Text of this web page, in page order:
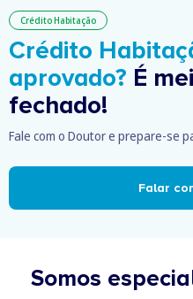
Crédito Habitação
Crédito
aprovado? É
fechado!
Fale com o Doutor e prepare-se
Falar
Somos